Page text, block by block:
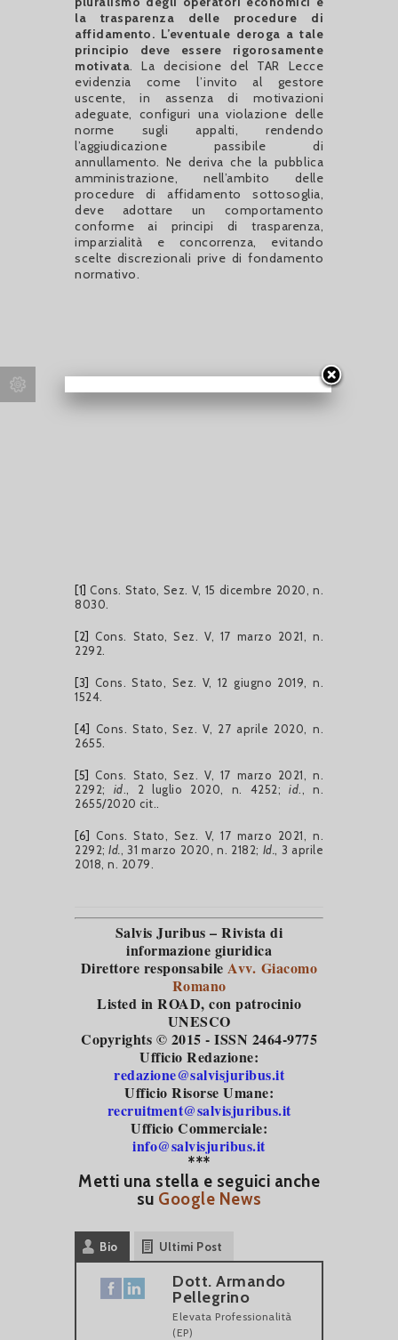
la trasparenza delle procedure di
affidamento. L’eventuale deroga a tale
principio deve essere rigorosamente
motivata. La decisione del TAR Lecce
evidenzia come l’invito al gestore
uscente, in assenza di motivazioni
adeguate, configuri una violazione delle
norme sugli appalti, rendendo
l’aggiudicazione passibile di
annullamento. Ne deriva che la pubblica
amministrazione, nell’ambito delle
procedure di affidamento sottosoglia,
deve adottare un comportamento
conforme ai principi di trasparenza,
imparzialità e concorrenza, evitando
scelte discrezionali prive di fondamento
normativo.
[1] Cons. Stato, Sez. V, 15 dicembre 2020, n.
8030.
[2]
Cons. Stato, Sez. V, 17 marzo 2021, n.
2292.
[3]
Cons. Stato, Sez. V, 12 giugno 2019, n.
1524.
[4]
Cons. Stato, Sez. V, 27 aprile 2020, n.
2655.
[5]
Cons. Stato, Sez. V, 17 marzo 2021, n.
2292; id., 2 luglio 2020, n. 4252; id., n.
2655/2020 cit..
[6]
Cons. Stato, Sez. V, 17 marzo 2021, n.
2292;Id., 31 marzo 2020, n. 2182; Id., 3 aprile
2018, n. 2079.
Salvis Juribus – Rivista di
informazione giuridica
Direttore responsabileAvv. Giacomo
Romano
Listed in ROAD, con patrocinio
UNESCO
Copyrights © 2015 - ISSN 2464-9775
Ufficio Redazione:
redazione@salvisjuribus.it
Ufficio Risorse Umane:
recruitment@salvisjuribus.it
Ufficio Commerciale:
info@salvisjuribus.it
***
Metti una stella e seguici anche
su Google News
Bio Ultimi Post
Dott. Armando
Pellegrino
Elevata Professionalità
(EP)